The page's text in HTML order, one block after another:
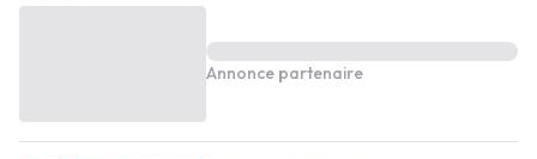
Annonce partenaire